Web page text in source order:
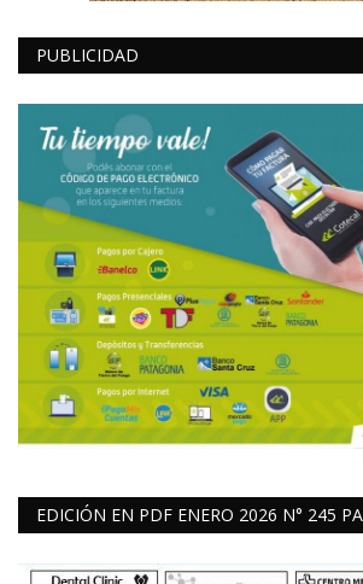
PUBLICIDAD
EDICIÓN EN PDF ENERO 2026 N° 245